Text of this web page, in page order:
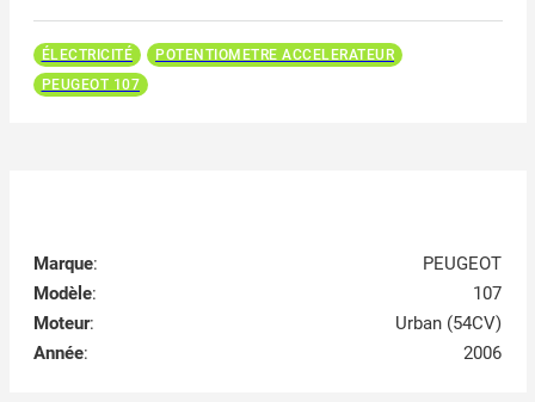
ÉLECTRICITÉ
POTENTIOMETRE ACCELERATEUR
PEUGEOT 107
Marque:
PEUGEOT
Modèle:
107
Moteur:
Urban (54CV)
Année: 2006